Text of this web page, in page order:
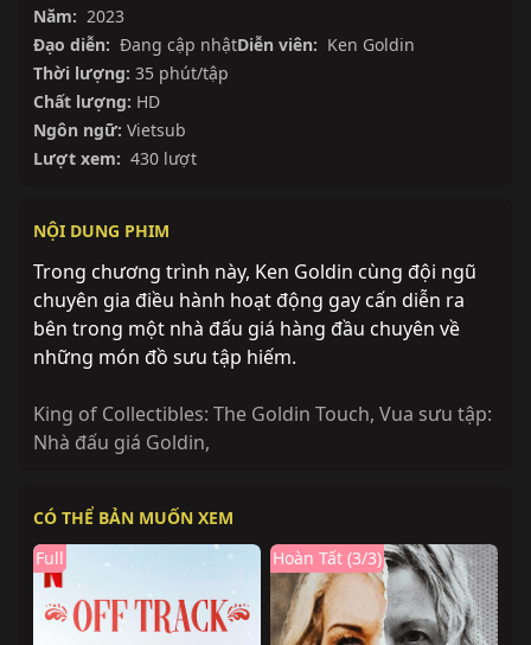
Năm: 2023
Đạo diễn: Đang cập nhậtDiễn viên: Ken Goldin
Thời lượng: 35 phút/tập
Chất lượng: HD
Ngôn ngữ: Vietsub
Lượt xem: 430 lượt
NỘI DUNG PHIM
Trong chương trình này, Ken Goldin cùng đội ngũ
chuyên gia điều hành hoạt động gay cấn diễn ra
bên trong một nhà đấu giá hàng đầu chuyên về
những món đồ sưu tập hiếm.
King of Collectibles: The Goldin Touch, Vua sưu tập:
Nhà đấu giá Goldin,
CÓ THỂ BẢN MUỐN XEM
Full Hoàn Tất (3/3)